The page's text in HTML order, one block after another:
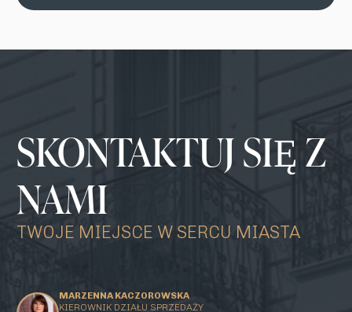
SKONTAKTUJ SIĘ Z
NAMI
TWOJE MIEJSCE W SERCU MIASTA
MARZENNA KACZOROWSKA
KIEROWNIK DZIAŁU SPRZEDAŻY